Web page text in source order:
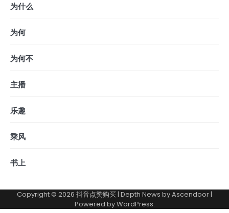
为什么
为何
为何不
主播
乐趣
乘风
书上
Copyright © 2026 抖音点赞购买| Depth News byAscendoor|
Powered byWordPress.